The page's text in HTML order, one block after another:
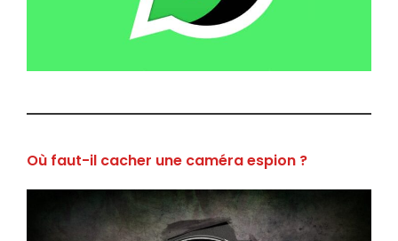
Où faut-il cacher une caméra espion ?